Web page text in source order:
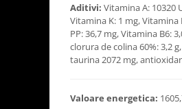
Aditivi: Vitamina A: 10320
Vitamina K: 1 mg, Vitamina
PP: 36,7 mg, Vitamina B6:
clorura de colina 60%: 3,2
taurina 2072 mg,
Valoare energetica: